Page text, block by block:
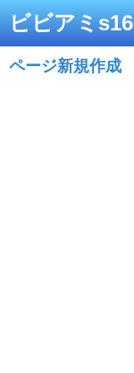
ビビアミ
ページ新規作成